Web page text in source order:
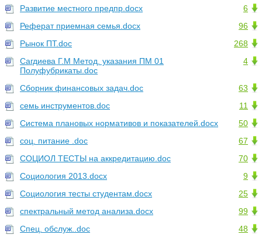
6
Развитие местного предпр.docx
96
Реферат приемная семья.docx
268
Рынок ПТ.doc
4
Сагдиева Г.М Метод. указания ПМ 01
Полуфубрикаты.doc
63
Сборник финансовых задач.doc
11
семь инструментов.doc
50
Система плановых нормативов и показателей.docx
67
соц. питание .doc
70
СОЦИОЛ ТЕСТЫ на аккредитацию.doc
9
Социология 2013.docx
25
Социология тесты студентам.docx
99
спектральный метод анализа.docx
48
Спец. обслуж..doc